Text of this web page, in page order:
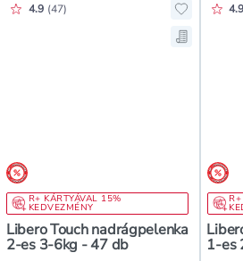
árréscsökkentés
R+ KÁRTYÁVAL 15%
KEDVEZMÉNY
Libero Touch nadrágpelenka
2-es 3-6kg - 47 db
Értékelés pontszáma:
4.9 (47)
Mentés
1-es
4.9